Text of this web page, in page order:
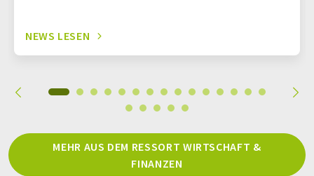
NEWS LESEN
MEHR AUS DEM RESSORT WIRTSCHAFT &
FINANZEN